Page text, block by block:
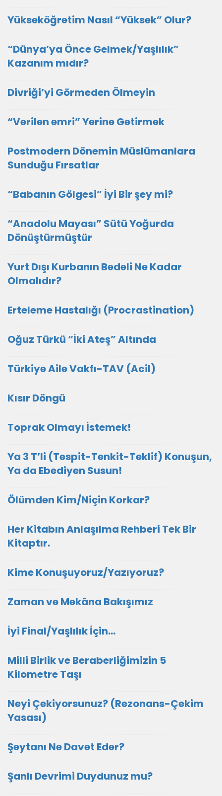
Yükseköğretim Nasıl “Yüksek” Olur?
“Dünya’ya Önce Gelmek/Yaşlılık”
Kazanım mıdır?
Divriği’yi Görmeden Ölmeyin
“Verilen emri” Yerine Getirmek
Postmodern Dönemin Müslümanlara
Sunduğu Fırsatlar
“Babanın Gölgesi” İyi Bir şey mi?
“Anadolu Mayası” Sütü Yoğurda
Dönüştürmüştür
Yurt Dışı Kurbanın Bedeli Ne Kadar
Olmalıdır?
Erteleme Hastalığı (Procrastination)
Oğuz Türkü “İki Ateş” Altında
Türkiye Aile Vakfı-TAV (Acil)
Kısır Döngü
Toprak Olmayı İstemek!
Ya 3 T’li (Tespit-Tenkit-Teklif) Konuşun,
Ya da Ebediyen Susun!
Ölümden Kim/Niçin Korkar?
Her Kitabın Anlaşılma Rehberi Tek Bir
Kitaptır.
Kime Konuşuyoruz/Yazıyoruz?
Zaman ve Mekâna Bakışımız
İyi Final/Yaşlılık İçin…
Milli Birlik ve Beraberliğimizin 5
Kilometre Taşı
Neyi Çekiyorsunuz? (Rezonans-Çekim
Yasası)
Şeytanı Ne Davet Eder?
Şanlı Devrimi Duydunuz mu?